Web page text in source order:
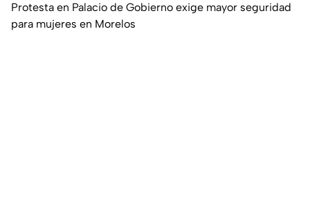
Protesta en Palacio de Gobierno exige mayor seguridad
para mujeres en Morelos